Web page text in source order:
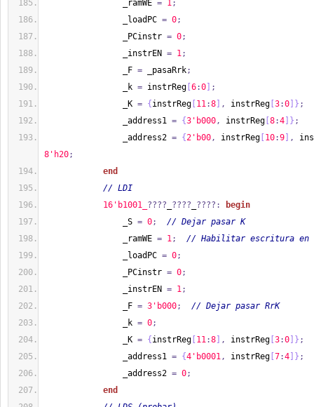
_ramWE = 1;
_loadPC = 0;
_PCinstr = 0;
_instrEN = 1;
_F = _pasaRrk;
_k = instrReg 6:0
;
_K = { instrReg 11:8 , instrReg 3:0 } ;
_address1 = {3'b000, instrReg 8:4 } ;
_address2 = {2'b00, instrReg 10:9 ,
8'h20;
end
// LDI
16'b1001_ ???? ???? ????:
begin
_S = 0;
// Dejar pasar K
_ramWE = 1;
// Habilitar escritura en
_loadPC = 0;
_PCinstr = 0;
_instrEN = 1;
_F = 3'b000;
// Dejar pasar RrK
_k = 0;
_K = { instrReg 11:8 , instrReg 3:0 } ;
_address1 = {4'b0001, instrReg 7:4 } ;
_address2 = 0;
end